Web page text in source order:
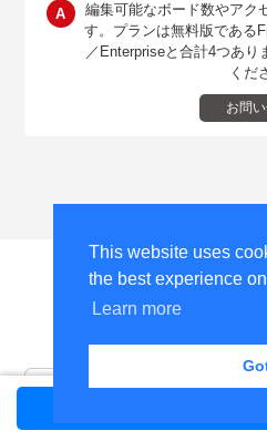
This website uses
the best experience
Learn more
編集可能なボード数やアク
す。プランは無料版である
／Enterpriseと合計4つあり
くだ
お問